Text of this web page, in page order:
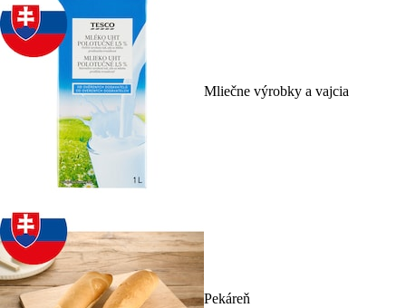
Mliečne výrobky a vajcia
Pekáreň